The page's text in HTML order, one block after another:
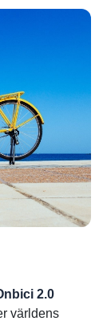
2.0
världens